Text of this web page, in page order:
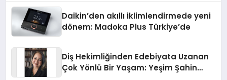
Daikin’den akıllı iklimlendirmede yeni
dönem: Madoka Plus Türkiye’de
Diş Hekimliğinden Edebiyata Uzanan
Çok Yönlü Bir Yaşam: Yeşim Şahin